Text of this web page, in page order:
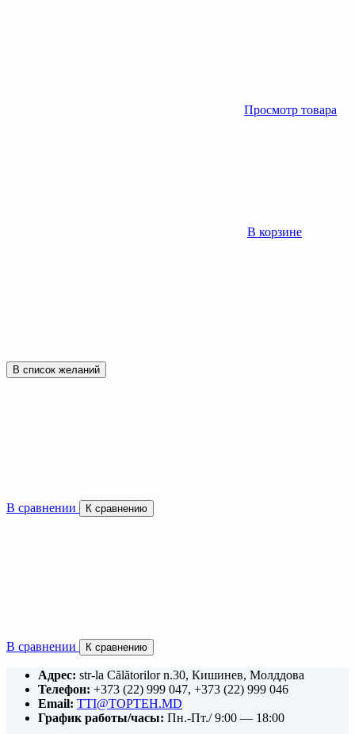
Просмотр товара
В корзине
В список желаний
В сравнении К сравнению
В сравнении К сравнению
Адрес: str-la Călătorilor n.30, Кишинев, Молддова
Телефон: +373 (22) 999 047, +373 (22) 999 046
Email: TTI@TOPTEH.MD
График работы/часы: Пн.-Пт./ 9:00 — 18:00